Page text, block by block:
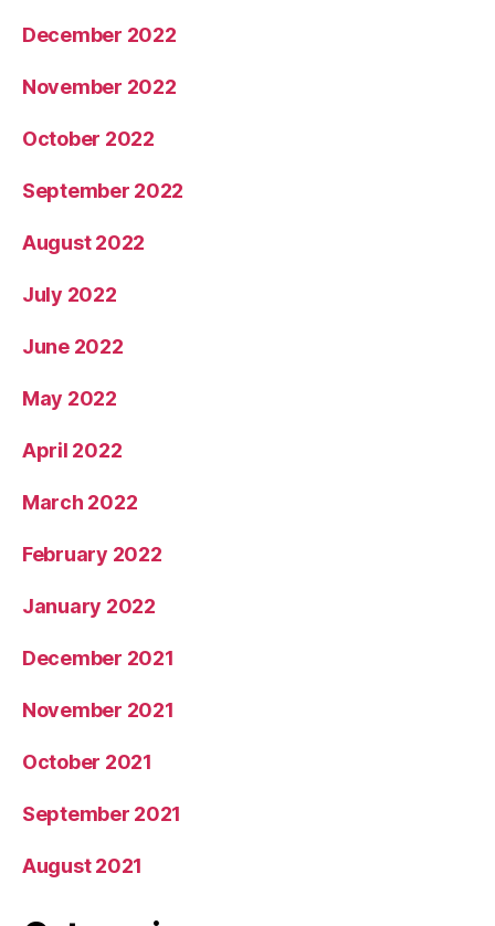
December 2022
November 2022
October 2022
September 2022
August 2022
July 2022
June 2022
May 2022
April 2022
March 2022
February 2022
January 2022
December 2021
November 2021
October 2021
September 2021
August 2021